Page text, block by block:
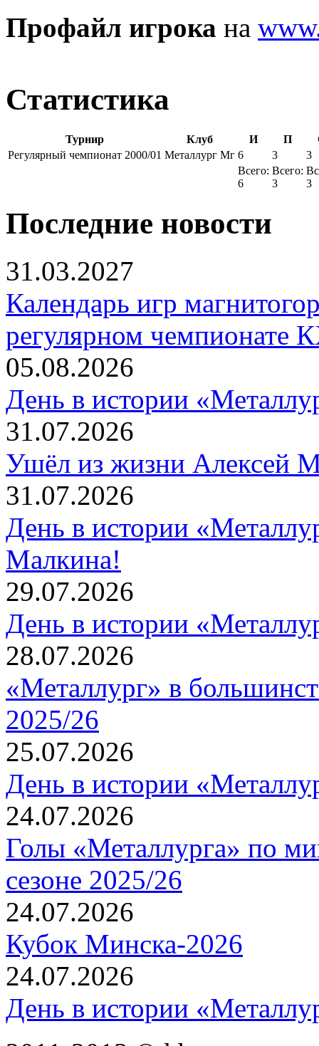
Профайл игрока на
Статистика
Турнир Клуб И П
Регулярный чемпионат 2000/01 Металлург Мг 6 3
3
Всего:
6
Всего:
3
3
Последние новости
31.03.2027
Календарь игр
регулярном чемпионате
05.08.2026
День в истории
31.07.2026
Ушёл из жизни Алексей
31.07.2026
День в истории
Малкина!
29.07.2026
День в истории
28.07.2026
«Металлург» в
2025/26
25.07.2026
День в истории
24.07.2026
Голы «Металлурга» по
сезоне 2025/26
24.07.2026
Кубок Минска-2026
24.07.2026
День в истории